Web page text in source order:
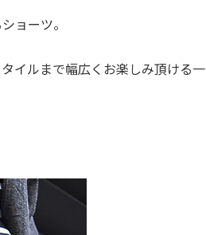
ョーツ。
イルまで幅広くお楽しみ頂ける一